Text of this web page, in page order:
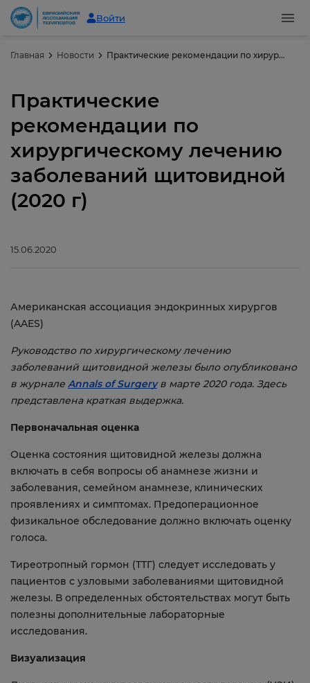
Войти
Главная Новости Практические рекомендации по хирургическому лечению заболеваний щитовидной (2020 г)
Практические
рекомендации по
хирургическому лечению
заболеваний щитовидной
(2020 г)
15.06.2020
Американская ассоциация эндокринных хирургов
(AAES)
Руководство по хирургическому лечению
заболеваний щитовидной железы было опубликовано
в журнале Annals of Surgeryв марте 2020 года. Здесь
представлена краткая выдержка.
Первоначальная оценка
Оценка состояния щитовидной железы должна
включать в себя вопросы об анамнезе жизни и
заболевания, семейном анамнезе, клинических
проявлениях и симптомах. Предоперационное
физикальное обследование должно включать оценку
голоса.
Тиреотропный гормон (ТТГ) следует исследовать у
пациентов с узловыми заболеваниями щитовидной
железы. В определенных обстоятельствах могут быть
полезны дополнительные лабораторные
исследования.
Визуализация